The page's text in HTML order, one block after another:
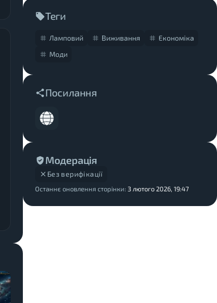
Теги
Ламповий Виживання
Економіка
Моди
Посилання
Модерація
Без верифікації
Останнє оновлення сторінки: 3 лютого 2026, 19:47